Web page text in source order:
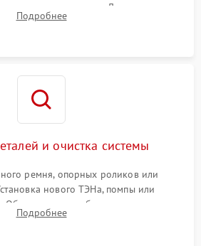
мотора и помпы. Для машин с
диагностика работы компрессора и
Подробнее
и очистка системы
ремня, опорных роликов или
нового ТЭНа, помпы или
Обязательная глубокая очистка
вентилятора и воздуховодов от
Подробнее